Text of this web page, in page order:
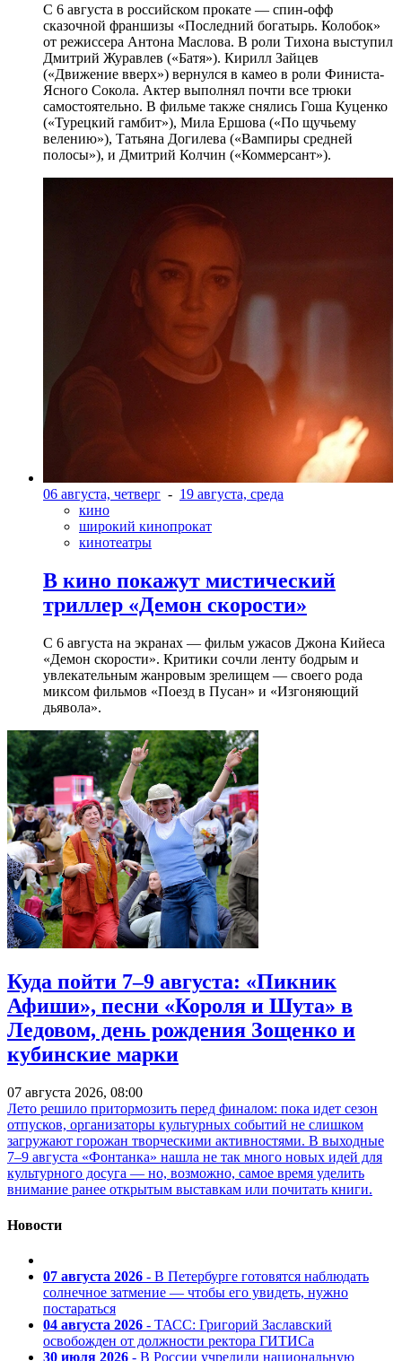
С 6 августа в российском прокате — спин-офф
сказочной франшизы «Последний богатырь. Колобок»
от режиссера Антона Маслова. В роли Тихона выступил
Дмитрий Журавлев («Батя»). Кирилл Зайцев
(«Движение вверх») вернулся в камео в роли Финиста-
Ясного Сокола. Актер выполнял почти все трюки
самостоятельно. В фильме также снялись Гоша Куценко
(«Турецкий гамбит»), Мила Ершова («По щучьему
велению»), Татьяна Догилева («Вампиры средней
полосы»), и Дмитрий Колчин («Коммерсант»).
06 августа, четверг - 19 августа, среда
кино
широкий кинопрокат
кинотеатры
В кино покажут мистический
триллер «Демон скорости»
С 6 августа на экранах — фильм ужасов Джона Кийеса
«Демон скорости». Критики сочли ленту бодрым и
увлекательным жанровым зрелищeм — своего рода
миксом фильмов «Поезд в Пусан» и «Изгоняющий
дьявола».
Куда пойти 7–9 августа: «Пикник
Афиши», песни «Короля и Шута» в
Ледовом, день рождения Зощенко и
кубинские марки
07 августа 2026, 08:00
Лето решило притормозить перед финалом: пока идет сезон
отпусков, организаторы культурных событий не слишком
загружают горожан творческими активностями. В выходные
7–9 августа «Фонтанка» нашла не так много новых идей для
культурного досуга — но, возможно, самое время уделить
внимание ранее открытым выставкам или почитать книги.
Новости
07 августа 2026 - В Петербурге готовятся наблюдать
солнечное затмение — чтобы его увидеть, нужно
постараться
04 августа 2026 - ТАСС: Григорий Заславский
освобожден от должности ректора ГИТИСа
30 июля 2026 - В России учредили национальную